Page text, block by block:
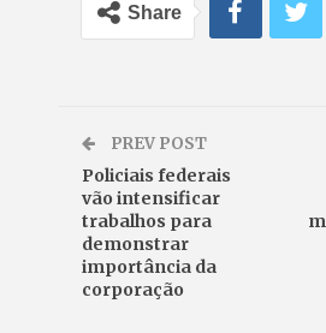
Share
PREV POST
Policiais federais
vão intensificar
trabalhos para
demonstrar
importância da
corporação